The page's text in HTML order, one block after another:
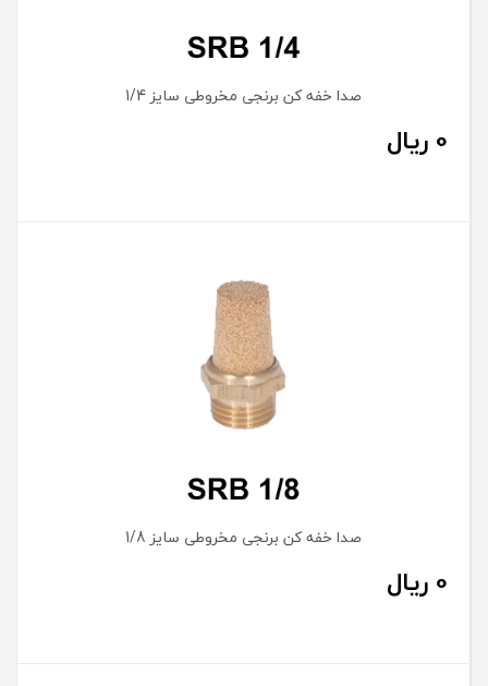
صدا خفه کن برنجی مخروطی سایز 1/4
0 ریال
صدا خفه کن برنجی مخروطی سایز 1/8
0 ریال